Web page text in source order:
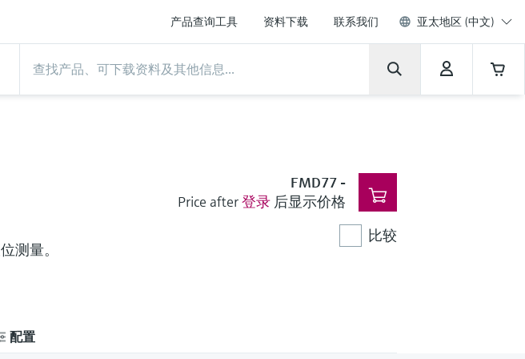
产品查询工具 资料下载 联系我们 亚太地区 (中文)
测量。
FMD77-
Price after登录后显示价格
比较
配置